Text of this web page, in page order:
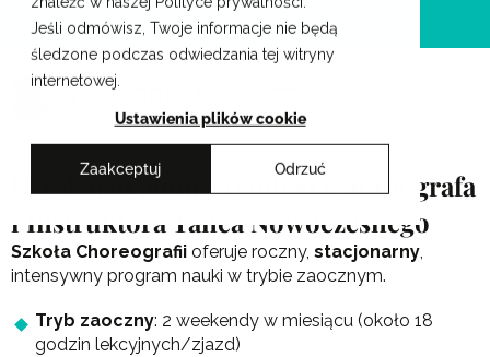
Jeśli odmówisz, Twoje informacje nie będą
śledzone podczas odwiedzania tej witryny
internetowej.
Ustawienia plików cookie
Zaakceptuj Odrzuć
Przejdź
treści
Krakowskie Szkoły Artystyczne
Uzyskaj dyplom z tytułem Choreografa
i Instruktora Tańca Nowoczesnego
Szkoła Choreografii oferuje roczny, stacjonarny,
intensywny program nauki w trybie zaocznym.
Tryb zaoczny: 2 weekendy w miesiącu (około 18
godzin lekcyjnych/zjazd)